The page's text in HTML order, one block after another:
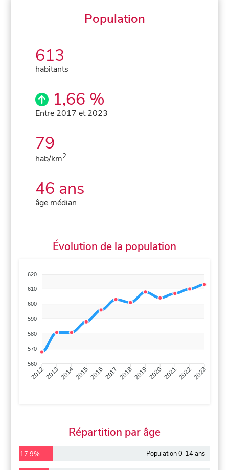
Population
613
habitants
1,66 %
Entre 2017 et 2023
79
hab/km2
46 ans
âge médian
Évolution de la population
620
610
600
590
580
570
560
201220132014201520162017 20182019 2020202120222023
Répartition par âge
17,9% Population 0-14 ans